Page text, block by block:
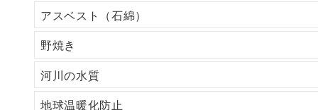
アスベスト（石綿）
野焼き
河川の水質
地球温暖化防止